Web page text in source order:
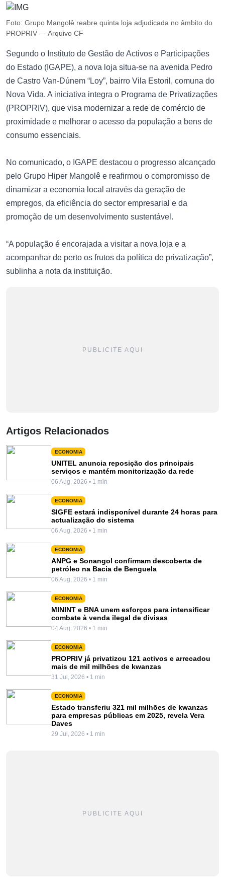
Foto: Grupo Mangolê reabre quinta loja adjudicada no âmbito do
PROPRIV — Arquivo CF
Segundo o Instituto de Gestão de Activos e Participações
do Estado (IGAPE), a nova loja situa-se na avenida Pedro
de Castro Van-Dúnem “Loy”, bairro Vila Estoril, comuna do
Nova Vida. A iniciativa integra o Programa de Privatizações
(PROPRIV), que visa modernizar a rede de comércio de
proximidade e melhorar o acesso da população a bens de
consumo essenciais.
No comunicado, o IGAPE destacou o progresso alcançado
pelo Grupo Hiper Mangolê e reafirmou o compromisso de
dinamizar a economia local através da geração de
empregos, da eficiência do sector empresarial e da
promoção de um desenvolvimento sustentável.
“A população é encorajada a visitar a nova loja e a
acompanhar de perto os frutos da política de privatização”,
sublinha a nota da instituição.
PUBLICITE AQUI
Artigos Relacionados
ECONOMIA
UNITEL anuncia reposição dos principais
serviços e mantém monitorização da rede
06 Aug, 2026 • 1 min
ECONOMIA
SIGFE estará indisponível durante 24 horas para
actualização do sistema
06 Aug, 2026 • 1 min
ECONOMIA
ANPG e Sonangol confirmam descoberta de
petróleo na Bacia de Benguela
06 Aug, 2026 • 1 min
ECONOMIA
MININT e BNA unem esforços para intensificar
combate à venda ilegal de divisas
04 Aug, 2026 • 1 min
ECONOMIA
PROPRIV já privatizou 121 activos e arrecadou
mais de mil milhões de kwanzas
31 Jul, 2026 • 1 min
ECONOMIA
Estado transferiu 321 mil milhões de kwanzas
para empresas públicas em 2025, revela Vera
Daves
29 Jul, 2026 • 1 min
PUBLICITE AQUI